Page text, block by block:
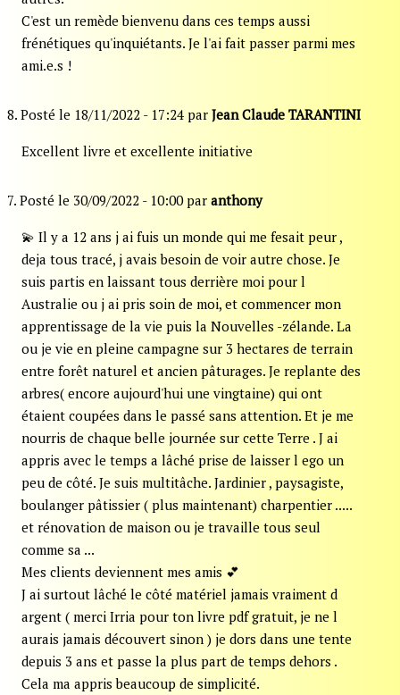
C'est un remède bienvenu dans ces temps aussi
frénétiques qu'inquiétants. Je l'ai fait passer parmi mes
ami.e.s !
8. Posté le 18/11/2022 - 17:24 par Jean Claude TARANTINI
Excellent livre et excellente initiative
7. Posté le 30/09/2022 - 10:00 par anthony
💫 Il y a 12 ans j ai fuis un monde qui me fesait peur ,
deja tous tracé, j avais besoin de voir autre chose. Je
suis partis en laissant tous derrière moi pour l
Australie ou j ai pris soin de moi, et commencer mon
apprentissage de la vie puis la Nouvelles -zélande. La
ou je vie en pleine campagne sur 3 hectares de terrain
entre forêt naturel et ancien pâturages. Je replante des
arbres( encore aujourd'hui une vingtaine) qui ont
étaient coupées dans le passé sans attention. Et je me
nourris de chaque belle journée sur cette Terre . J ai
appris avec le temps a lâché prise de laisser l ego un
peu de côté. Je suis multitâche. Jardinier , paysagiste,
boulanger pâtissier ( plus maintenant) charpentier .....
et rénovation de maison ou je travaille tous seul
comme sa ...
Mes clients deviennent mes amis 💕
J ai surtout lâché le côté matériel jamais vraiment d
argent ( merci Irria pour ton livre pdf gratuit, je ne l
aurais jamais découvert sinon ) je dors dans une tente
depuis 3 ans et passe la plus part de temps dehors .
Cela ma appris beaucoup de simplicité.